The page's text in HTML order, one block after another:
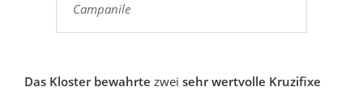
Campanile
Das Kloster bewahrte zwei sehr wertvolle Kruzifixe